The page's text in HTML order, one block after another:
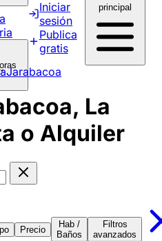
Iniciar
sesión
Publica
gratis
principal
Jarabacoa
La
o Alquiler
Precio
Hab /
Baños
Filtros
avanzados